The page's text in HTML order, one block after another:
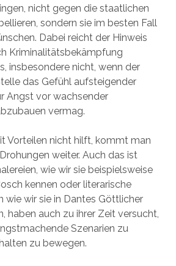
nicht gegen die staatlichen
sondern sie im besten Fall
Dabei reicht der Hinweis
Kriminalitätsbekämpfung
insbesondere nicht, wenn der
das Gefühl aufsteigender
Angst vor wachsender
vermag.
Vorteilen nicht hilft, kommt man
weiter. Auch das ist
wie wir sie beispielsweise
kennen oder literarische
wie wir sie in Dantes Göttlicher
haben auch zu ihrer Zeit versucht,
Szenarien zu
zu bewegen.